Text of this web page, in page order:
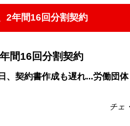
2年間16回分割契約
間16回分割契約
、契約書作成も遅れ...労働団
チェ